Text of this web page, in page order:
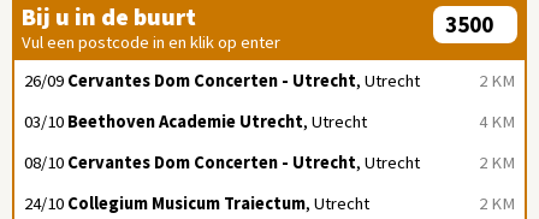
Bij u in de buurt
Vul een postcode in en klik op enter
2 KM
26/09 Cervantes Dom Concerten - Utrecht, Utrecht
4 KM
03/10 Beethoven Academie Utrecht, Utrecht
2 KM
08/10 Cervantes Dom Concerten - Utrecht, Utrecht
2 KM
24/10 Collegium Musicum Traiectum, Utrecht